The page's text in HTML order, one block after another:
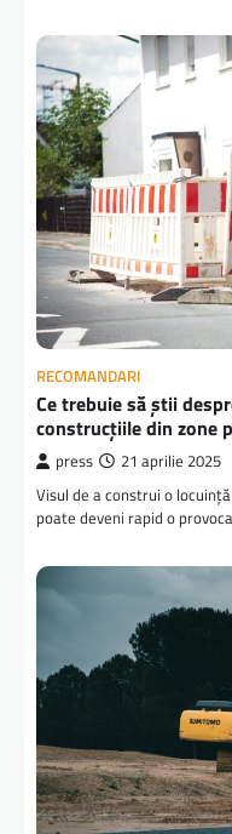
RECOMANDARI
Ce trebuie să știi
construcțiile din zone
press 21 aprilie 2025
Visul de a construi o
poate deveni rapid o